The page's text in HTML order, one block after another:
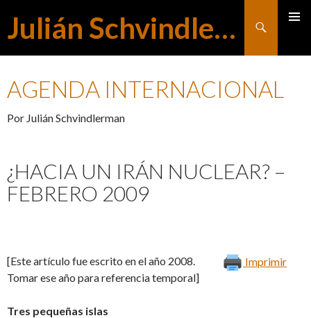
Julián Schvindlerman
Buscar
AGENDA INTERNACIONAL
Por Julián Schvindlerman
¿HACIA UN IRÁN NUCLEAR? –
FEBRERO 2009
Imprimir
[Este artículo fue escrito en el año 2008.
Tomar ese año para referencia temporal]
Tres pequeñas islas